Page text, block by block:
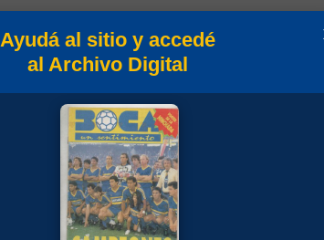
Torneo Metropolitano 1977
Ayudá al sitio y accedé
al Archivo Digital